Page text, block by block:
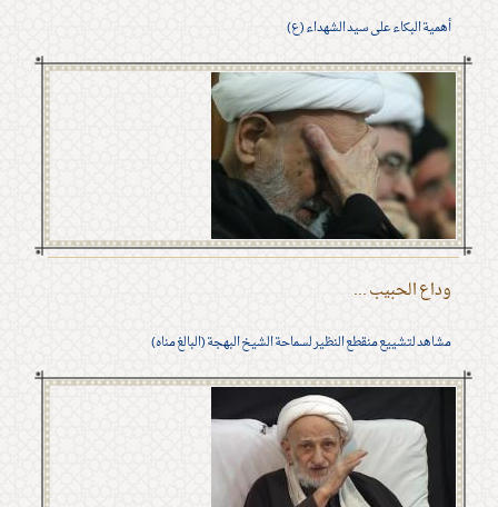
أهمية البكاء على سيد الشهداء (ع)
وداع الحبيب ...
مشاهد لتشييع منقطع النظير لسماحة الشيخ البهجة (البالغ مناه)